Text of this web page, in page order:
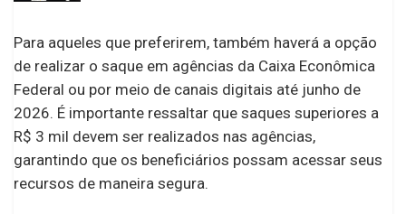
Para aqueles que preferirem, também haverá a opção
de realizar o saque em agências da Caixa Econômica
Federal ou por meio de canais digitais até junho de
2026. É importante ressaltar que saques superiores a
R$ 3 mil devem ser realizados nas agências,
garantindo que os beneficiários possam acessar seus
recursos de maneira segura.